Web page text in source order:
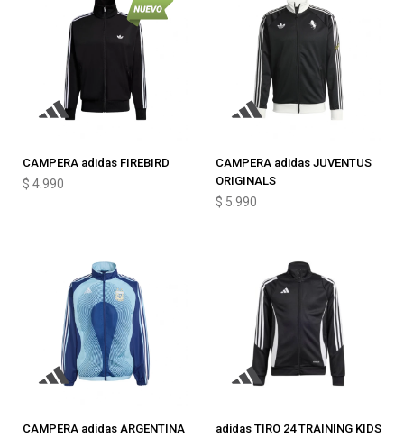
CAMPERA adidas FIREBIRD
$ 4.990
CAMPERA adidas JUVENTUS
ORIGINALS
$ 5.990
CAMPERA adidas ARGENTINA
adidas TIRO 24 TRAINING KIDS